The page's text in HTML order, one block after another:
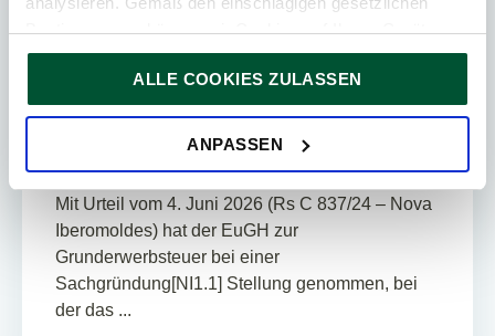
Bestimmungen können wir Cookies auf Ihrem Gerät
speichern, wenn diese für den Betrieb unserer Website
unbedingt notwendig sind. Für alle anderen Cookie-Typen
ersuchen wir um Ihre Einwilligung.
Sie können Ihre Einwilligung jederzeit in der
ALLE COOKIES ZULASSEN
ANPASSEN
30. Juli 2026 News
4 Min. Lesedauer
EUGH „Nova Iberomoldes“ – BMF klärt
Grunderwerbsteuer bei
Mit Urteil vom 4. Juni 2026 (Rs C 837/24 – Nova
Iberomoldes) hat der EuGH zur
Grunderwerbsteuer bei einer
Sachgründung[NI1.1] Stellung genommen, bei
der das ...